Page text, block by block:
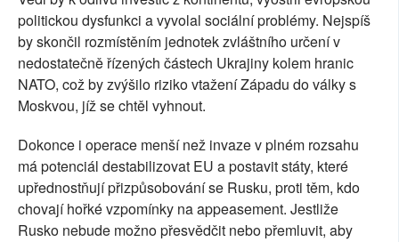
politickou dysfunkci a vyvolal sociální problémy. Nejspíš
by skončil rozmístěním jednotek zvláštního určení v
nedostatečně řízených částech Ukrajiny kolem hranic
NATO, což by zvýšilo riziko vtažení Západu do války s
Moskvou, jíž se chtěl vyhnout.
Dokonce i operace menší než invaze v plném rozsahu
má potenciál destabilizovat EU a postavit státy, které
upřednostňují přizpůsobování se Rusku, proti těm, kdo
chovají hořké vzpomínky na appeasement. Jestliže
Rusko nebude možno přesvědčit nebo přemluvit, aby